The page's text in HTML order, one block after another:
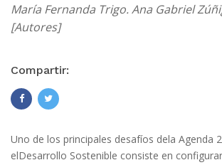
María Fernanda Trigo. Ana Gabriel
[Autores]
Compartir:
Uno de los principales desafíos dela Agenda
elDesarrollo Sostenible consiste en